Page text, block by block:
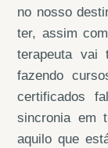
no nosso
ter, assim
terapeuta vai
fazendo
certificados
sincronia em
aquilo que